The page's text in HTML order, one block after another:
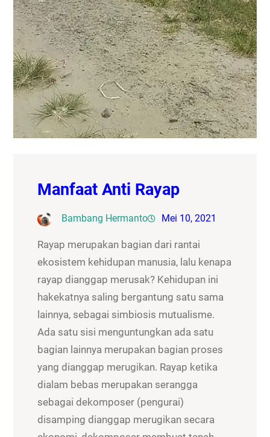
Manfaat Anti Rayap
Bambang Hermanto Mei 10, 2021
Rayap merupakan bagian dari rantai
ekosistem kehidupan manusia, lalu kenapa
rayap dianggap merusak? Kehidupan ini
hakekatnya saling bergantung satu sama
lainnya, sebagai simbiosis mutualisme.
Ada satu sisi menguntungkan ada satu
bagian lainnya merupakan bagian proses
yang dianggap merugikan. Rayap ketika
dialam bebas merupakan serangga
sebagai dekomposer (pengurai)
disamping dianggap merugikan secara